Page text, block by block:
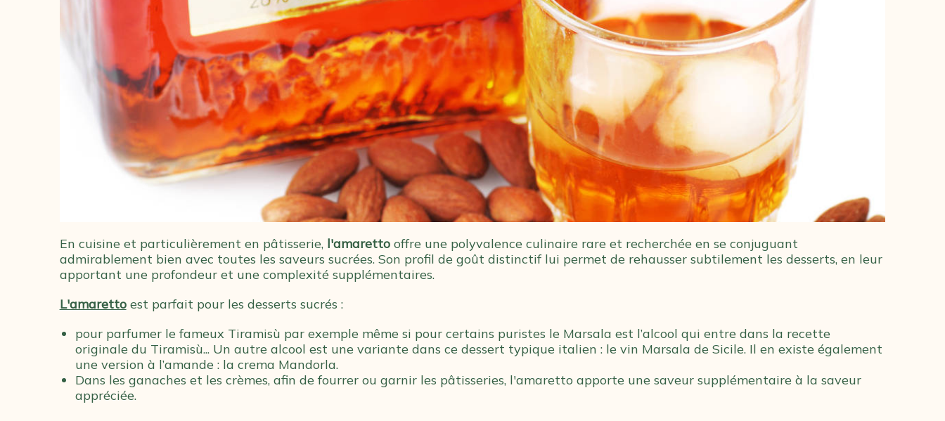
En cuisine et particulièrement en pâtisserie, l'amarettooffre une polyvalence culinaire rare et recherchée en se conjuguant
admirablement bien avec toutes les saveurs sucrées. Son profil de goût distinctif lui permet de rehausser subtilement les desserts, en leur
apportant une profondeur et une complexité supplémentaires.
L'amarettoest parfait pour les desserts sucrés :
pour parfumer le fameux Tiramisù par exemple même si pour certains puristes le Marsala est l’alcool qui entre dans la recette
originale du Tiramisù... Un autre alcool est une variante dans ce dessert typique italien : le vin Marsala de Sicile. Il en existe également
une version à l’amande : la crema Mandorla.
Dans les ganaches et les crèmes, afin de fourrer ou garnir les pâtisseries, l'amaretto apporte une saveur supplémentaire à la saveur
appréciée.